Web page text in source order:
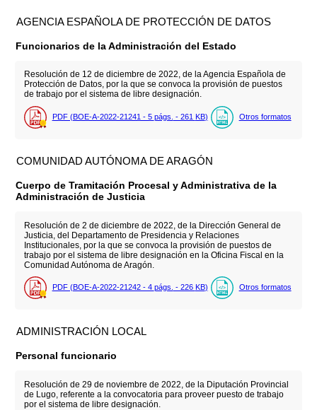
AGENCIA ESPAÑOLA DE PROTECCIÓN DE DATOS
Funcionarios de la Administración del Estado
Resolución de 12 de diciembre de 2022, de la Agencia Española de
Protección de Datos, por la que se convoca la provisión de puestos
de trabajo por el sistema de libre designación.
PDF (BOE-A-2022-21241 - 5 págs. - 261 KB) Otros formatos
COMUNIDAD AUTÓNOMA DE ARAGÓN
Cuerpo de Tramitación Procesal y Administrativa de la
Administración de Justicia
Resolución de 2 de diciembre de 2022, de la Dirección General de
Justicia, del Departamento de Presidencia y Relaciones
Institucionales, por la que se convoca la provisión de puestos de
trabajo por el sistema de libre designación en la Oficina Fiscal en la
Comunidad Autónoma de Aragón.
PDF (BOE-A-2022-21242 - 4 págs. - 226 KB) Otros formatos
ADMINISTRACIÓN LOCAL
Personal funcionario
Resolución de 29 de noviembre de 2022, de la Diputación Provincial
de Lugo, referente a la convocatoria para proveer puesto de trabajo
por el sistema de libre designación.